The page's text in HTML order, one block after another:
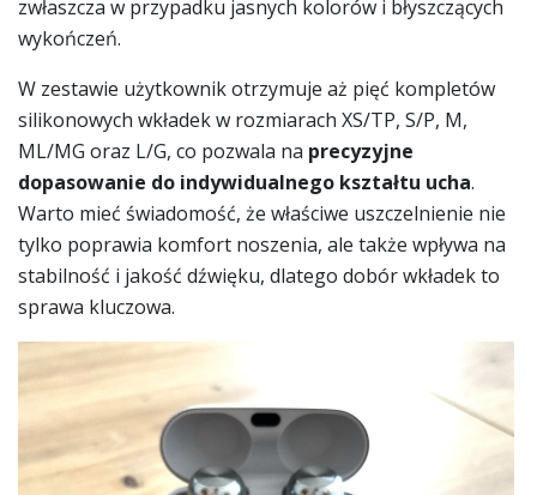
zwłaszcza w przypadku jasnych kolorów i błyszczących
wykończeń.
W zestawie użytkownik otrzymuje aż pięć kompletów
silikonowych wkładek w rozmiarach XS/TP, S/P, M,
ML/MG oraz L/G, co pozwala na precyzyjne
dopasowanie do indywidualnego kształtu ucha.
Warto mieć świadomość, że właściwe uszczelnienie nie
tylko poprawia komfort noszenia, ale także wpływa na
stabilność i jakość dźwięku, dlatego dobór wkładek to
sprawa kluczowa.